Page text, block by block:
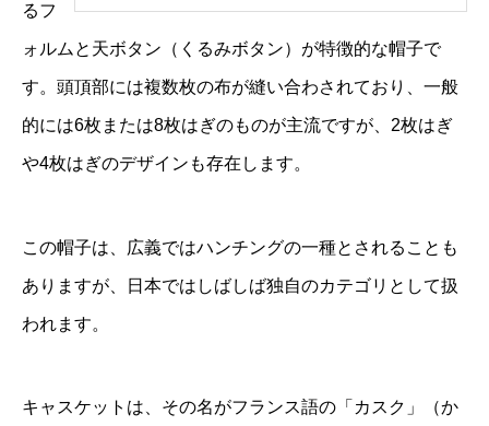
るフ
ォルムと天ボタン（くるみボタン）が特徴的な帽子で
す。頭頂部には複数枚の布が縫い合わされており、一般
的には6枚または8枚はぎのものが主流ですが、2枚はぎ
や4枚はぎのデザインも存在します。
この帽子は、広義ではハンチングの一種とされることも
ありますが、日本ではしばしば独自のカテゴリとして扱
われます。
キャスケットは、その名がフランス語の「カスク」（か